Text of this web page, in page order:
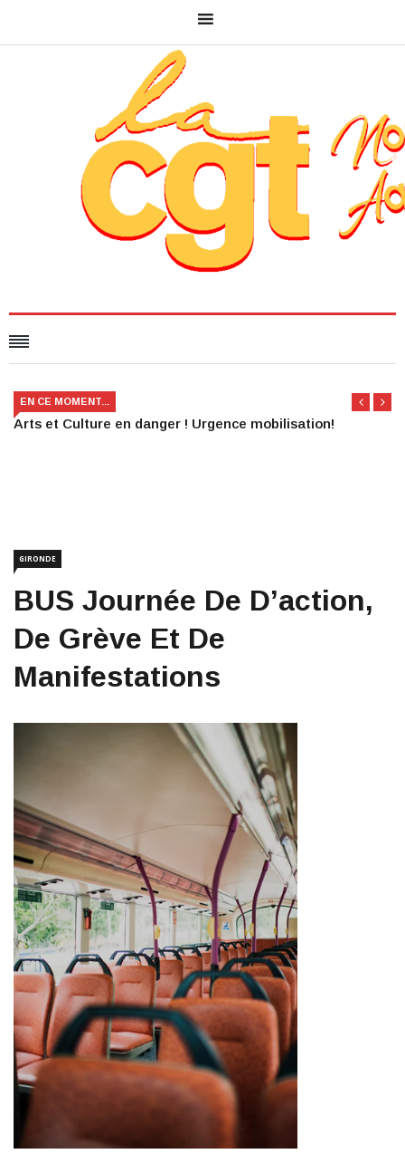
EN CE MOMENT...
Arts et Culture en danger ! Urgence mobilisation!
GIRONDE
BUS Journée De D’action,
De Grève Et De
Manifestations